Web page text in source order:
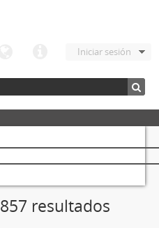
Iniciar sesión
resultados